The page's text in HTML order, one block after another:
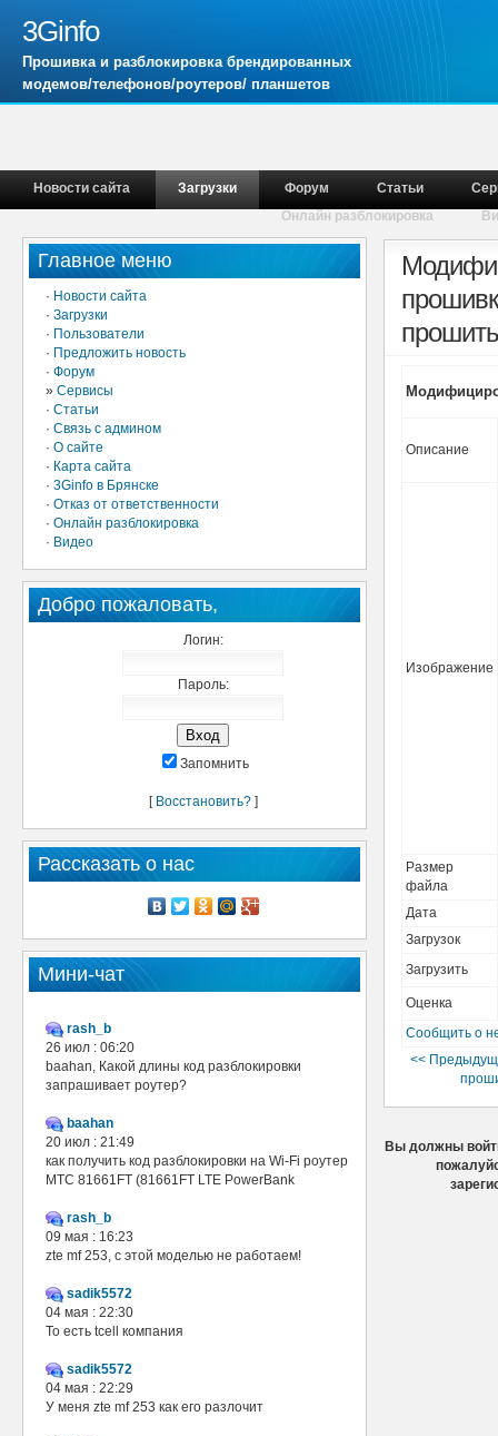
3Ginfo
Прошивка и разблокировка брендированных
модемов/телефонов/роутеров/ планшетов
Новости сайта Загрузки Форум Статьи
Онлайн разблокировка
Главное меню
· Новости сайта
· Загрузки
· Пользователи
· Предложить новость
· Форум
» Сервисы
· Статьи
· Связь с админом
· О сайте
· Карта сайта
· 3Ginfo в Брянске
· Отказ от ответственности
· Онлайн разблокировка
· Видео
Добро пожаловать,
Логин:
Пароль:
Запомнить
[ Восстановить?]
Рассказать о нас
Мини-чат
rash_b
26 июл : 06:20
baahan, Какой длины код разблокировки
запрашивает роутер?
baahan
20 июл : 21:49
как получить код разблокировки на Wi-Fi роутер
МТС 81661FT (81661FT LTE PowerBank
rash_b
09 мая : 16:23
zte mf 253, с этой моделью не работаем!
sadik5572
04 мая : 22:30
То есть tcell компания
sadik5572
04 мая : 22:29
У меня zte mf 253 как его разлочит
Описание
Изображение
Размер
файла
Дата
Загрузок
Загрузить
Оценка
Сообщить о
<<
Вы должны